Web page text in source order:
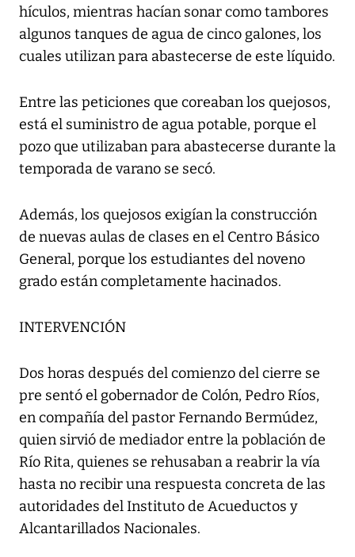
hículos, mientras hacían sonar como tambores
algunos tanques de agua de cinco galones, los
cuales utilizan para abastecerse de este líquido.
Entre las peticiones que coreaban los quejosos,
está el suministro de agua potable, porque el
pozo que utilizaban para abastecerse durante la
temporada de varano se secó.
Además, los quejosos exigían la construcción
de nuevas aulas de clases en el Centro Básico
General, porque los estudiantes del noveno
grado están completamente hacinados.
INTERVENCIÓN
Dos horas después del comienzo del cierre se
pre sentó el gobernador de Colón, Pedro Ríos,
en compañía del pastor Fernando Bermúdez,
quien sirvió de mediador entre la población de
Río Rita, quienes se rehusaban a reabrir la vía
hasta no recibir una respuesta concreta de las
autoridades del Instituto de Acueductos y
Alcantarillados Nacionales.